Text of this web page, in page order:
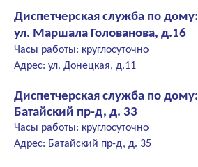
Диспетчерская служба по дому:
ул. Маршала Голованова, д.16
Часы работы: круглосуточно
Адрес: ул. Донецкая, д.11
Диспетчерская служба по дому:
Батайский пр-д, д. 33
Часы работы: круглосуточно
Адрес: Батайский пр-д, д. 35